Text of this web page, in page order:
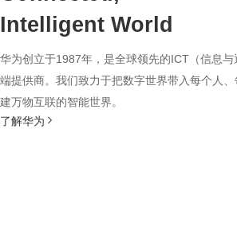
Intelligent World
华为创立于1987年，是全球领先的ICT（信息
端提供商。我们致力于把数字世界带入每个人
建万物互联的智能世界。
了解华为